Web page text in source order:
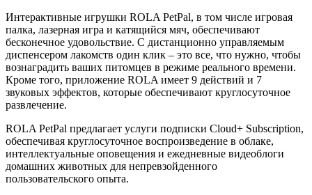
Интерактивные игрушки ROLA PetPal, в том числе игровая
палка, лазерная игра и катящийся мяч, обеспечивают
бесконечное удовольствие. С дистанционно управляемым
диспенсером лакомств один клик – это все, что нужно, чтобы
вознаградить ваших питомцев в режиме реального времени.
Кроме того, приложение ROLA имеет 9 действий и 7
звуковых эффектов, которые обеспечивают круглосуточное
развлечение.
ROLA PetPal предлагает услуги подписки Cloud+ Subscription,
обеспечивая круглосуточное воспроизведение в облаке,
интеллектуальные оповещения и ежедневные видеоблоги
домашних животных для непревзойденного
пользовательского опыта.